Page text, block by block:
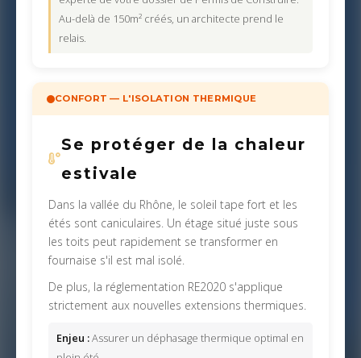
Au-delà de 150m² créés, un architecte prend le
relais.
CONFORT — L'ISOLATION THERMIQUE
Se protéger de la chaleur
estivale
Dans la vallée du Rhône, le soleil tape fort et les
étés sont caniculaires. Un étage situé juste sous
les toits peut rapidement se transformer en
fournaise s'il est mal isolé.
De plus, la réglementation RE2020 s'applique
strictement aux nouvelles extensions thermiques.
Enjeu :Assurer un déphasage thermique optimal en